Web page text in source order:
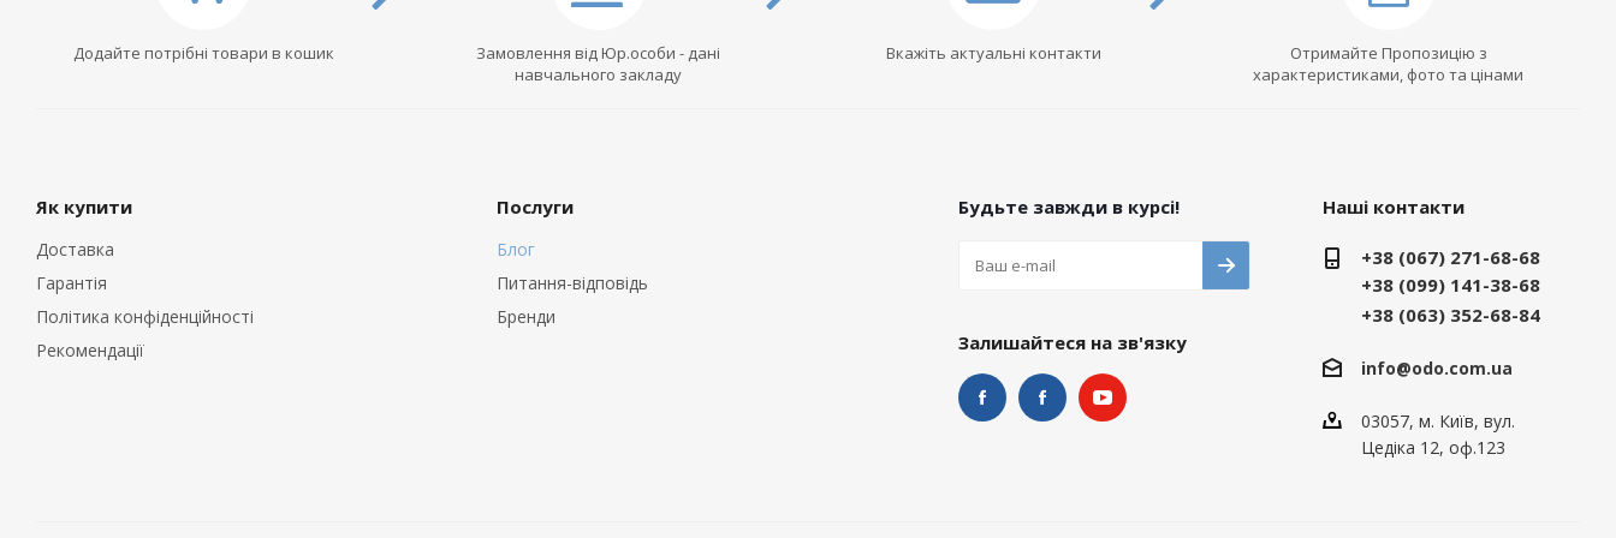
Додайте потрібні товари в кошик
Замовлення від Юр.особи - дані
навчального закладу
Вкажіть актуальні контакти
Отримайте Пропозицію з
характеристиками, фото та цінами
Як купити
Доставка
Гарантія
Політика конфіденційності
Рекомендації
Послуги
Блог
Питання-відповідь
Бренди
Будьте завжди в курсі!
Залишайтеся на зв'язку
Наші контакти
+38 (067) 271-68-68
+38 (099) 141-38-68
+38 (063) 352-68-84
info@odo.com.ua
03057, м. Київ, вул.
Цедіка 12, оф.123